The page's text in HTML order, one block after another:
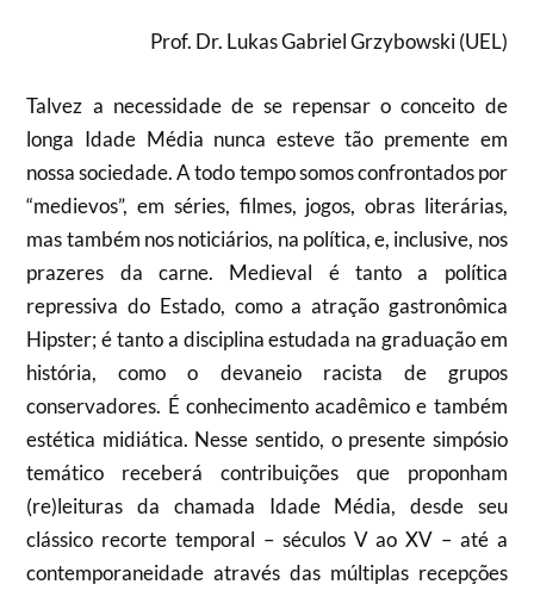
Prof. Dr. Lukas Gabriel Grzybowski (UEL)
Talvez a necessidade de se repensar o conceito de
longa Idade Média nunca esteve tão premente em
nossa sociedade. A todo tempo somos confrontados por
“medievos”, em séries, filmes, jogos, obras literárias,
mas também nos noticiários, na política, e, inclusive, nos
prazeres da carne. Medieval é tanto a política
repressiva do Estado, como a atração gastronômica
Hipster; é tanto a disciplina estudada na graduação em
história, como o devaneio racista de grupos
conservadores. É conhecimento acadêmico e também
estética midiática. Nesse sentido, o presente simpósio
temático receberá contribuições que proponham
(re)leituras da chamada Idade Média, desde seu
clássico recorte temporal – séculos V ao XV – até a
contemporaneidade através das múltiplas recepções